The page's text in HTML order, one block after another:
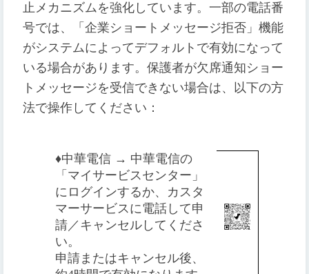
止メカニズムを強化しています。一部の電話番
号では、「企業ショートメッセージ拒否」機能
がシステムによってデフォルトで有効になって
いる場合があります。保護者が欠席通知ショー
トメッセージを受信できない場合は、以下の方
法で操作してください：
♦️中華電信 → 中華電信の
「マイサービスセンター」
にログインするか、カスタ
マーサービスに電話して申
請／キャンセルしてくださ
い。
申請またはキャンセル後、